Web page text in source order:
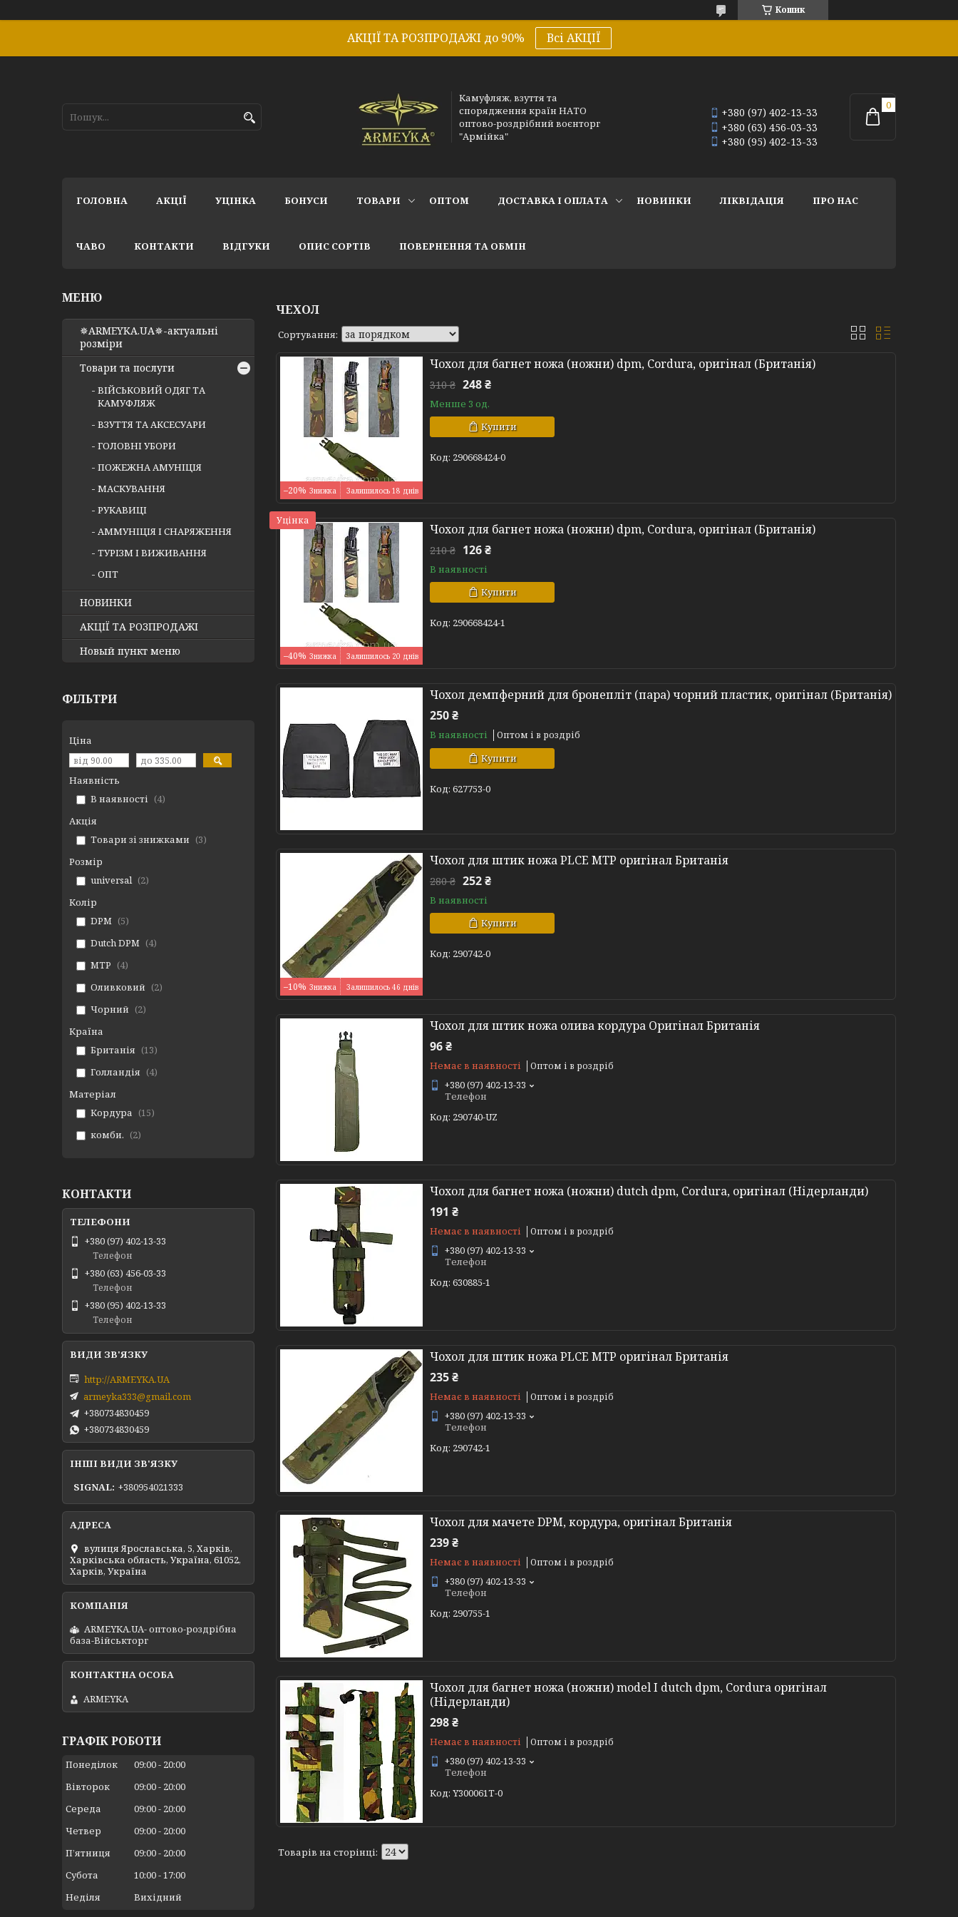
Кошик
АКЦІЇ ТА РОЗПРОДАЖІ до 90% Всі АКЦІЇ
Камуфляж, взуття та
спорядження країн НАТО
оптово-роздрібний воєнторг
"Армійка"
+380 (97) 402-13-33
+380 (63) 456-03-33
+380 (95) 402-13-33
ГОЛОВНА АКЦІЇ УЦІНКА БОНУСИ ТОВАРИ ОПТОМ ДОСТАВКА І ОПЛАТА НОВИНКИ ЛІКВІДАЦІЯ ПРО НАС
ЧАВО КОНТАКТИ ВІДГУКИ ОПИС СОРТІВ ПОВЕРНЕННЯ ТА ОБМІН
ЧЕХОЛ
–20% Залишилось 18 днів
Чохол для багнет ножа (ножни) dpm, Cordura, оригінал (Британія)
310 ₴ 248 ₴
Менше 3 од.
Купити
290668424-0
Уцінка
–40% Залишилось 20 днів
Чохол для багнет ножа (ножни) dpm, Cordura, оригінал (Британія)
210 ₴ 126 ₴
В наявності
Купити
290668424-1
Чохол демпферний для бронепліт (пара) чорний пластик, оригінал (Британія)
250 ₴
В наявності Оптом і в роздріб
Купити
627753-0
–10% Залишилось 46 днів
Чохол для штик ножа PLCE MTP оригінал Британія
280 ₴ 252 ₴
В наявності
Купити
290742-0
Чохол для штик ножа олива кордура Оригінал Британія
96 ₴
Немає в наявності Оптом і в роздріб
+380 (97) 402-13-33
Телефон
290740-UZ
Чохол для багнет ножа (ножни) dutch dpm, Cordura, оригінал (Нідерланди)
191 ₴
Немає в наявності Оптом і в роздріб
+380 (97) 402-13-33
Телефон
630885-1
Чохол для штик ножа PLCE MTP оригінал Британія
235 ₴
Немає в наявності Оптом і в роздріб
+380 (97) 402-13-33
Телефон
290742-1
Чохол для мачете DPM, кордура, оригінал Британія
239 ₴
Немає в наявності Оптом і в роздріб
+380 (97) 402-13-33
Телефон
290755-1
Чохол для багнет ножа (ножни) model I dutch dpm, Cordura оригінал
(Нідерланди)
298 ₴
Немає в наявності Оптом і в роздріб
+380 (97) 402-13-33
Телефон
Y300061T-0
✵ARMEYKA.UA✵-актуальні
розміри
Товари та послуги
ВІЙСЬКОВИЙ ОДЯГ ТА
КАМУФЛЯЖ
ВЗУТТЯ ТА АКСЕСУАРИ
ГОЛОВНІ УБОРИ
ПОЖЕЖНА АМУНІЦІЯ
МАСКУВАННЯ
РУКАВИЦІ
АММУНІЦІЯ І СНАРЯЖЕННЯ
ТУРІЗМ І ВИЖИВАННЯ
ОПТ
НОВИНКИ
АКЦІЇ ТА РОЗПРОДАЖІ
Новый пункт меню
ФІЛЬТРИ
Ціна
Наявність
В наявності
4
Акція
Товари зі знижками
3
Розмір
universal
2
Колір
DPM
5
Dutch DPM
4
MTP
4
Оливковий
2
Чорний
2
Країна
Британія
13
Голландія
4
Матеріал
Кордура
15
комби.
2
КОНТАКТИ
+380 (97) 402-13-33
Телефон
+380 (63) 456-03-33
Телефон
+380 (95) 402-13-33
Телефон
http://ARMEYKA.UA
armeyka333@gmail.com
+380734830459
+380734830459
ІНШІ ВИДИ ЗВ'ЯЗКУ
SIGNAL +380954021333
вулиця Ярославська, 5, Харків,
Харківська область, Україна, 61052,
Харків, Україна
ARMEYKA.UA- оптово-роздрібна
база-Військторг
ARMEYKA
ГРАФІК РОБОТИ
Понеділок 09:00
20:00
Вівторок
09:00
20:00
Середа
09:00
20:00
Четвер
09:00
20:00
Пʼятниця
09:00
20:00
Субота
10:00 17:00
Неділя
Вихідний